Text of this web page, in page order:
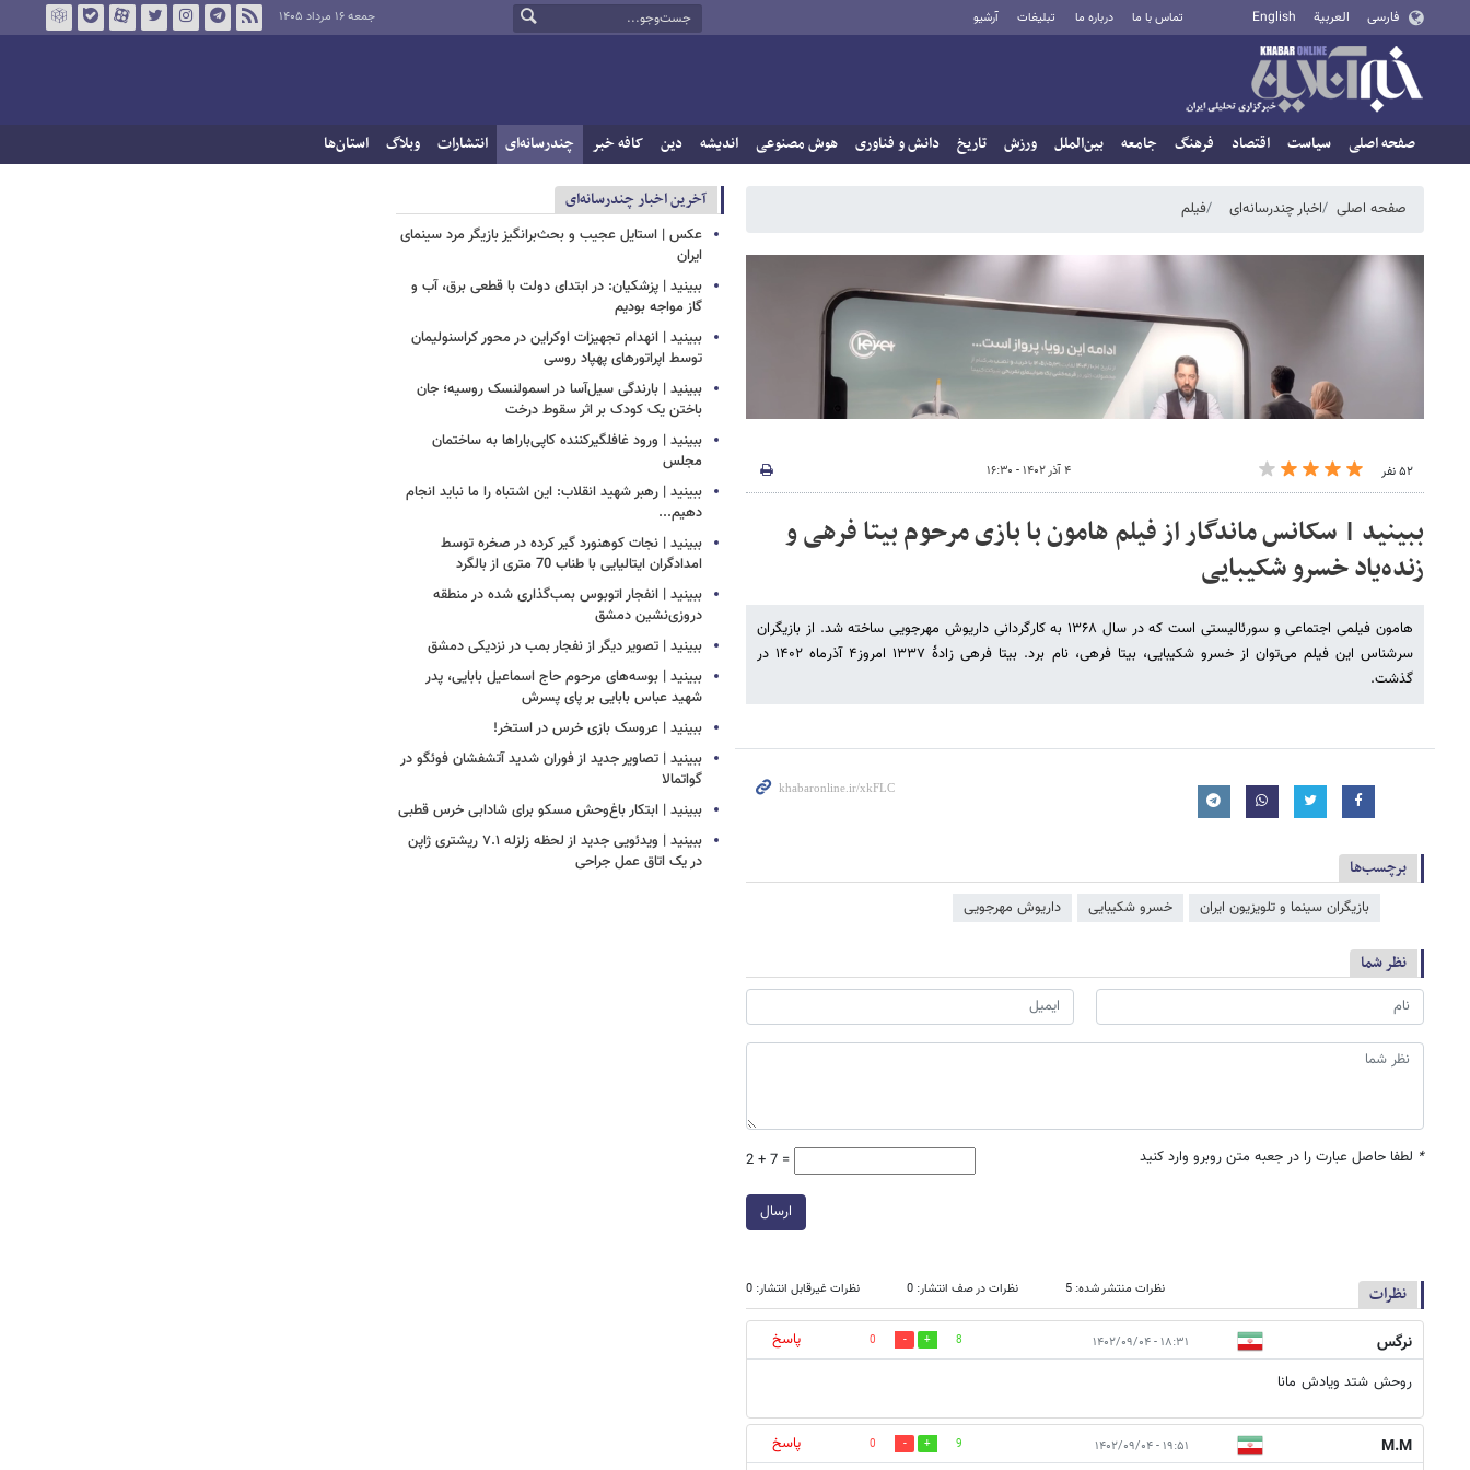
فارسی العربية English تماس با ما درباره ما تبلیغات آرشیو جمعه ۱۶ مرداد ۱۴۰۵
صفحه اصلی سیاست اقتصاد فرهنگ جامعه بین‌الملل ورزش تاریخ دانش و فناوری هوش مصنوعی اندیشه دین کافه خبر چندرسانه‌ای انتشارات وبلاگ استان‌ها
صفحه اصلی اخبار چندرسانه‌ای فیلم
۵۲ نفر ۴ آذر ۱۴۰۲ - ۱۶:۳۰
ببینید | سکانس ماندگار از فیلم هامون با بازی مرحوم بیتا فرهی و
زنده‌یاد خسرو شکیبایی
هامون فیلمی اجتماعی و سورئالیستی است که در سال ۱۳۶۸ به کارگردانی داریوش مهرجویی ساخته شد. از بازیگران
سرشناس این فیلم می‌توان از خسرو شکیبایی، بیتا فرهی، نام برد. بیتا فرهی زادهٔ ۱۳۳۷ امروز۴ آذرماه ۱۴۰۲ در
گذشت.
برچسب‌ها
بازیگران سینما و تلویزیون ایران خسرو شکیبایی داریوش مهرجویی
نظر شما
* لطفا حاصل عبارت را در جعبه متن روبرو وارد کنید 2 + 7 =
ارسال
نظرات نظرات منتشر شده: 5 نظرات در صف انتشار: 0 نظرات غیرقابل انتشار: 0
نرگس ۱۸:۳۱ - ۱۴۰۲/۰۹/۰۴ 8
0
پاسخ
روحش شتد ویادش مانا
M.M ۱۹:۵۱ - ۱۴۰۲/۰۹/۰۴ 9
0
پاسخ
آخرین اخبار چندرسانه‌ای
عکس | استایل عجیب و بحث‌برانگیز بازیگر مرد سینمای
ایران
ببینید | پزشکیان: در ابتدای دولت با قطعی برق، آب و
گاز مواجه بودیم
ببینید | انهدام تجهیزات اوکراین در محور کراسنولیمان
توسط اپراتورهای پهپاد روسی
ببینید | بارندگی سیل‌آسا در اسمولنسک روسیه؛ جان
باختن یک کودک بر اثر سقوط درخت
ببینید | ورود غافلگیرکننده کاپی‌باراها به ساختمان
مجلس
ببینید | رهبر شهید انقلاب: این اشتباه را ما نباید انجام
دهیم...
ببینید | نجات کوهنورد گیر کرده در صخره توسط
امدادگران ایتالیایی با طناب 70 متری از بالگرد
ببینید | انفجار اتوبوس بمب‌گذاری شده در منطقه
دروزی‌نشین دمشق
ببینید | تصویر دیگر از نفجار بمب در نزدیکی دمشق
ببینید | بوسه‌های مرحوم حاج اسماعیل بابایی، پدر
شهید عباس بابایی بر پای پسرش
ببینید | عروسک بازی خرس در استخر!
ببینید | تصاویر جدید از فوران شدید آتشفشان فوئگو در
گواتمالا
ببینید | ابتکار باغ‌وحش مسکو برای شادابی خرس قطبی
ببینید | ویدئویی جدید از لحظه زلزله ۷.۱ ریشتری ژاپن
در یک اتاق عمل جراحی